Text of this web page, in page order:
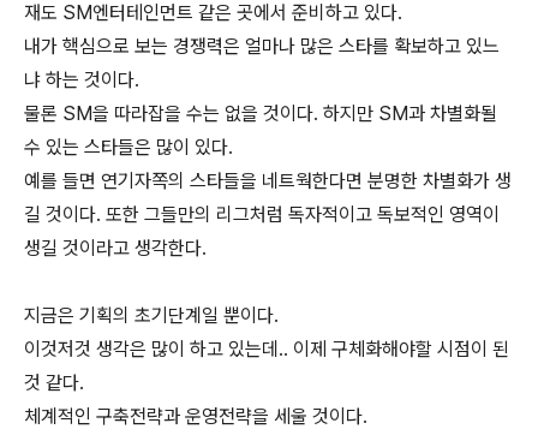
재도 SM엔터테인먼트 같은 곳에서 준비하고 있다.
내가 핵심으로 보는 경쟁력은 얼마나 많은 스타를 확보하고 있느
냐 하는 것이다.
물론 SM을 따라잡을 수는 없을 것이다. 하지만 SM과 차별화될
수 있는 스타들은 많이 있다.
예를 들면 연기자쪽의 스타들을 네트웍한다면 분명한 차별화가 생
길 것이다. 또한 그들만의 리그처럼 독자적이고 독보적인 영역이
생길 것이라고 생각한다.
지금은 기획의 초기단계일 뿐이다.
이것저것 생각은 많이 하고 있는데.. 이제 구체화해야할 시점이 된
것 같다.
체계적인 구축전략과 운영전략을 세울 것이다.